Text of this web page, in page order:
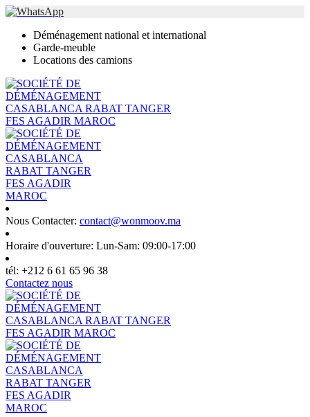
Déménagement national et international
Garde-meuble
Locations des camions
Nous Contacter: contact@wonmoov.ma
Horaire d'ouverture: Lun-Sam: 09:00-17:00
tél: +212 6 61 65 96 38
Contactez nous